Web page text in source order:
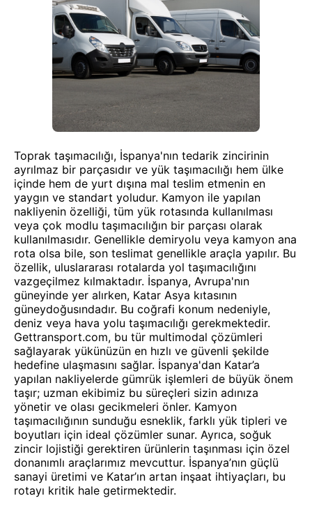
Toprak taşımacılığı, İspanya'nın tedarik zincirinin
ayrılmaz bir parçasıdır ve yük taşımacılığı hem ülke
içinde hem de yurt dışına mal teslim etmenin en
yaygın ve standart yoludur. Kamyon ile yapılan
nakliyenin özelliği, tüm yük rotasında kullanılması
veya çok modlu taşımacılığın bir parçası olarak
kullanılmasıdır. Genellikle demiryolu veya kamyon ana
rota olsa bile, son teslimat genellikle araçla yapılır. Bu
özellik, uluslararası rotalarda yol taşımacılığını
vazgeçilmez kılmaktadır. İspanya, Avrupa'nın
güneyinde yer alırken, Katar Asya kıtasının
güneydoğusındadır. Bu coğrafi konum nedeniyle,
deniz veya hava yolu taşımacılığı gerekmektedir.
Gettransport.com, bu tür multimodal çözümleri
sağlayarak yükünüzün en hızlı ve güvenli şekilde
hedefine ulaşmasını sağlar. İspanya'dan Katar’a
yapılan nakliyelerde gümrük işlemleri de büyük önem
taşır; uzman ekibimiz bu süreçleri sizin adınıza
yönetir ve olası gecikmeleri önler. Kamyon
taşımacılığının sunduğu esneklik, farklı yük tipleri ve
boyutları için ideal çözümler sunar. Ayrıca, soğuk
zincir lojistiği gerektiren ürünlerin taşınması için özel
donanımlı araçlarımız mevcuttur. İspanya’nın güçlü
sanayi üretimi ve Katar’ın artan inşaat ihtiyaçları, bu
rotayı kritik hale getirmektedir.